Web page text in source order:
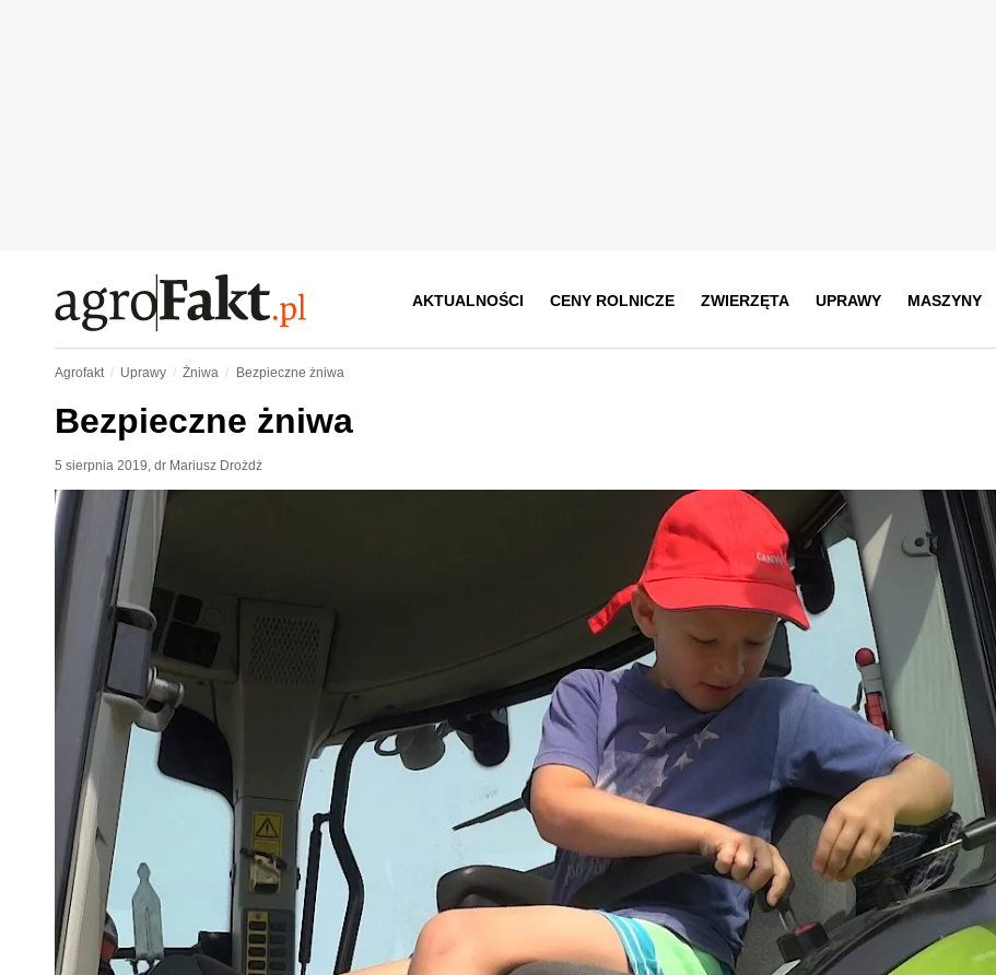
AKTUALNOŚCI CENY ROLNICZE ZWIERZĘTA UPRAWY MASZYNY
Agrofakt Uprawy Żniwa Bezpieczne żniwa
Bezpieczne żniwa
5 sierpnia 2019, dr Mariusz Drożdż